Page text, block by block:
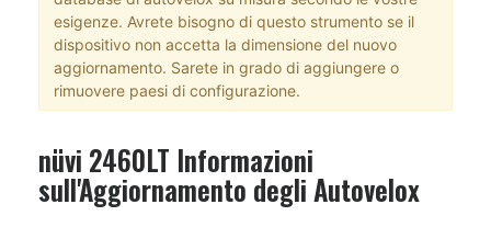
esigenze. Avrete bisogno di questo strumento se il
dispositivo non accetta la dimensione del nuovo
aggiornamento. Sarete in grado di aggiungere o
rimuovere paesi di configurazione.
nüvi 2460LT Informazioni
sull'Aggiornamento degli Autovelox